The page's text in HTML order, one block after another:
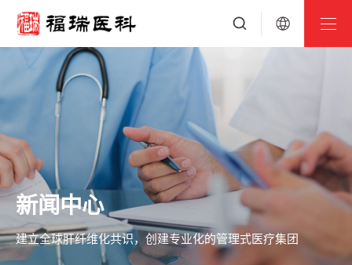
新闻中心
建立全球肝纤维化共识，创建专业化的管理式医疗集团